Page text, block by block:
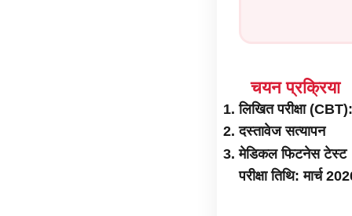
चयन प्रक्रिया
लिखित परीक्षा
दस्तावेज सत्यापन
मेडिकल फिटनेस टेस्ट
परीक्षा तिथि: मार्च